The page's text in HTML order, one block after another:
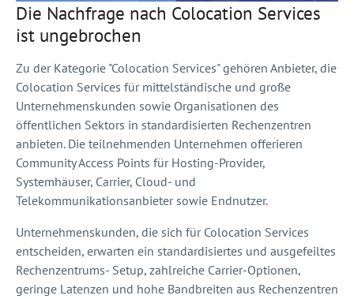
Die Nachfrage nach Colocation Services
ist ungebrochen
Zu der Kategorie "Colocation Services" gehören Anbieter, die
Colocation Services für mittelständische und große
Unternehmenskunden sowie Organisationen des
öffentlichen Sektors in standardisierten Rechenzentren
anbieten. Die teilnehmenden Unternehmen offerieren
Community Access Points für Hosting-Provider,
Systemhäuser, Carrier, Cloud- und
Telekommunikationsanbieter sowie Endnutzer.
Unternehmenskunden, die sich für Colocation Services
entscheiden, erwarten ein standardisiertes und ausgefeiltes
Rechenzentrums- Setup, zahlreiche Carrier-Optionen,
geringe Latenzen und hohe Bandbreiten aus Rechenzentren